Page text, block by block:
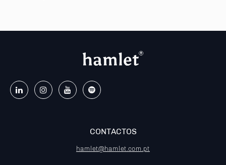
CONTACTOS
hamlet@hamlet.com.pt